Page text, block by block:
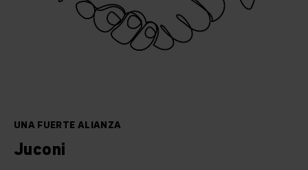
UNA FUERTE ALIANZA
Juconi